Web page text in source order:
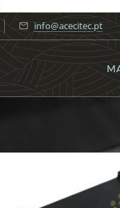
info@acecitec.pt